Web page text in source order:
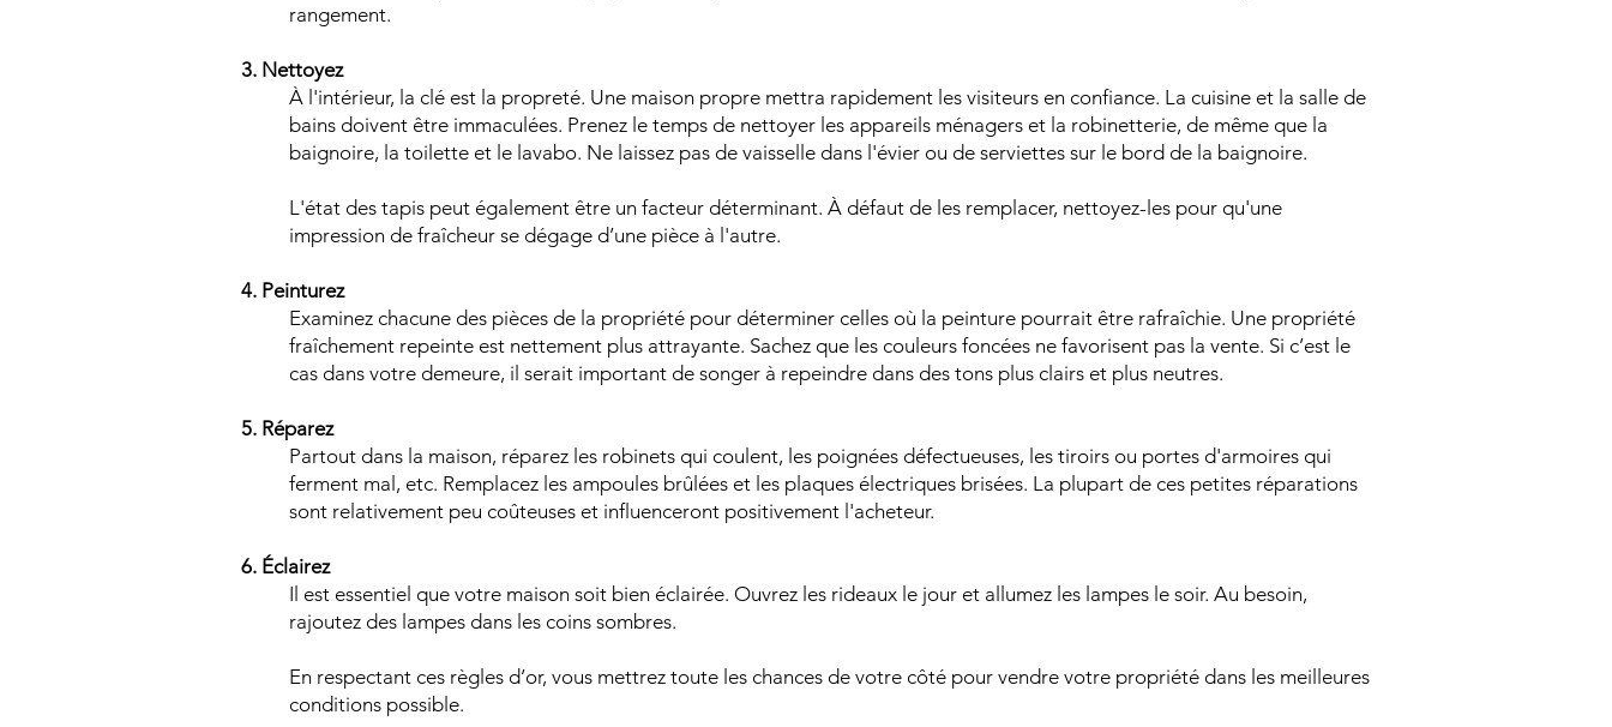
rangement.
3. Nettoyez
À l'intérieur, la clé est la propreté. Une maison propre mettra rapidement les visiteurs en confiance. La cuisine et la salle de
bains doivent être immaculées. Prenez le temps de nettoyer les appareils ménagers et la robinetterie, de même que la
baignoire, la toilette et le lavabo. Ne laissez pas de vaisselle dans l'évier ou de serviettes sur le bord de la baignoire.
L'état des tapis peut également être un facteur déterminant. À défaut de les remplacer, nettoyez-les pour qu'une
impression de fraîcheur se dégage d’une pièce à l'autre.
4. Peinturez
Examinez chacune des pièces de la propriété pour déterminer celles où la peinture pourrait être rafraîchie. Une propriété
fraîchement repeinte est nettement plus attrayante. Sachez que les couleurs foncées ne favorisent pas la vente. Si c’est le
cas dans votre demeure, il serait important de songer à repeindre dans des tons plus clairs et plus neutres.
5. Réparez
Partout dans la maison, réparez les robinets qui coulent, les poignées défectueuses, les tiroirs ou portes d'armoires qui
ferment mal, etc. Remplacez les ampoules brûlées et les plaques électriques brisées. La plupart de ces petites réparations
sont relativement peu coûteuses et influenceront positivement l'acheteur.
6. Éclairez
Il est essentiel que votre maison soit bien éclairée. Ouvrez les rideaux le jour et allumez les lampes le soir. Au besoin,
rajoutez des lampes dans les coins sombres.
En respectant ces règles d’or, vous mettrez toute les chances de votre côté pour vendre votre propriété dans les meilleures
conditions possible.